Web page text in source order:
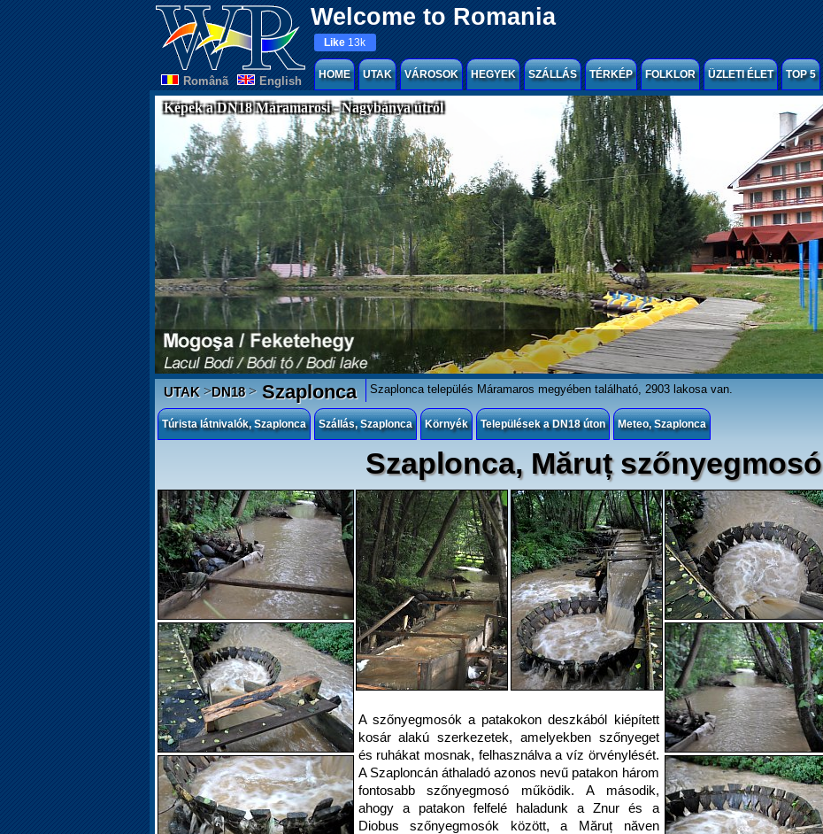
Welcome to Romania
Românã English
Like 13k
HOME UTAK VÁROSOK HEGYEK SZÁLLÁS TÉRKÉP FOLKLOR ÜZLETI ÉLET TOP 5
Képek a DN18 Máramarosi - Nagybánya útról
UTAK>DN18>Szaplonca Szaplonca település Máramaros megyében található, 2903 lakosa van.
Túrista látnivalók, Szaplonca Szállás, Szaplonca Környék Települések a DN18 úton Meteo, Szaplonca
Szaplonca, Măruț szőnyegmosó
A szőnyegmosók a patakokon deszkából kiépített
kosár alakú szerkezetek, amelyekben szőnyeget
és ruhákat mosnak, felhasználva a víz örvénylését.
A Szaploncán áthaladó azonos nevű patakon három
fontosabb szőnyegmosó működik. A második,
ahogy a patakon felfelé haladunk a Znur és a
Diobus szőnyegmosók között, a Măruț năven